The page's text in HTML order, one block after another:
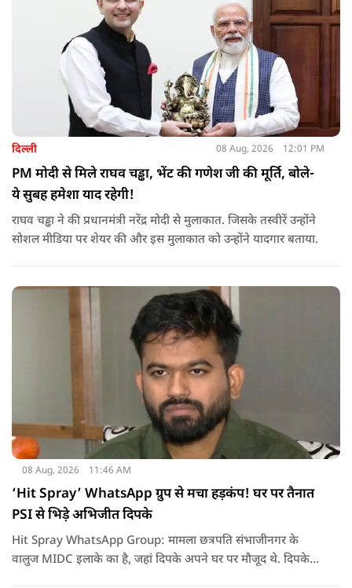
दिल्ली 08 Aug, 2026 12:01 PM
PM मोदी से मिले राघव चड्ढा, भेंट की गणेश जी की मूर्ति, बोले-
ये सुबह हमेशा याद रहेगी!
राघव चड्ढा ने की प्रधानमंत्री नरेंद्र मोदी से मुलाकात. जिसके तस्वीरें उन्होंने
सोशल मीडिया पर शेयर की और इस मुलाकात को उन्होंने यादगार बताया.
08 Aug, 2026 11:46 AM
‘Hit Spray’ WhatsApp ग्रुप से मचा हड़कंप! घर पर तैनात
PSI से भिड़े अभिजीत दिपके
Hit Spray WhatsApp Group: मामला छत्रपति संभाजीनगर के
वालुज MIDC इलाके का है, जहां दिपके अपने घर पर मौजूद थे. दिपके